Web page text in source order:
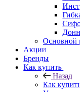
Основной
Акции
Бренды
Как купить
Назад
Как